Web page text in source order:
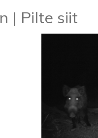
| Pilte siit